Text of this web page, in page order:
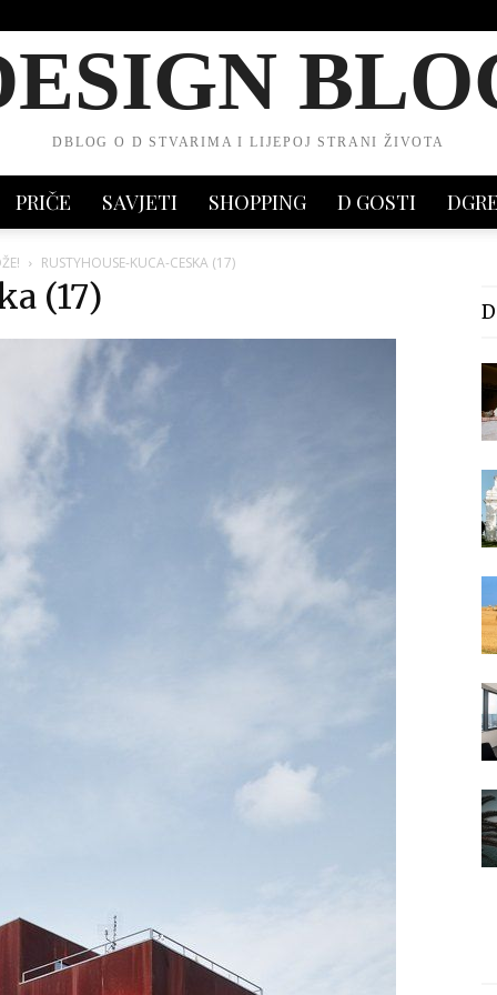
DBLOG O D STVARIMA I LIJEPOJ STRANI ŽIVOTA
PRIČE SAVJETI SHOPPING D GOSTI
RUSTYHOUSE-KUCA-CESKA (17)
(17)